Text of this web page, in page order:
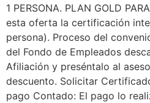
1 PERSONA. PLAN GOLD
esta oferta la certificación
persona). Proceso del
del Fondo de Empleados
Afiliación y preséntalo al
descuento. Solicitar
pago Contado: El pago lo